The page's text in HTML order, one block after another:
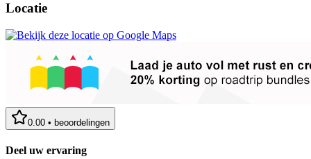
Locatie
0.00 • beoordelingen
Deel uw ervaring